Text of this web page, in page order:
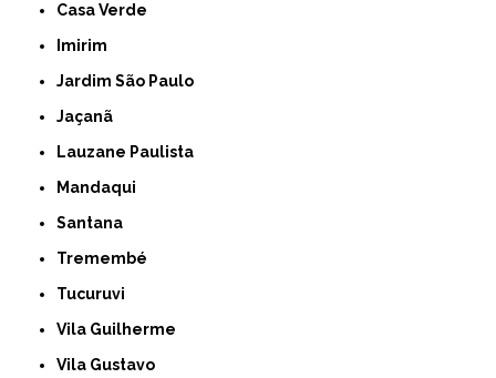
Casa Verde
Imirim
Jardim São Paulo
Jaçanã
Lauzane Paulista
Mandaqui
Santana
Tremembé
Tucuruvi
Vila Guilherme
Vila Gustavo